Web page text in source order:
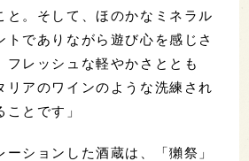
と。そして、ほのかなミネラル
トでありながら遊び心を感じさ
フレッシュな軽やかさととも
リアのワインのような洗練され
とです」
ーションした酒蔵は、「獺祭」